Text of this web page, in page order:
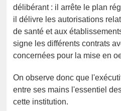
délibérant : il arrête le plan
il délivre les autorisations
de santé et aux
signe les différents contrats
concernées pour la mise en
On observe donc que
entre ses mains l'essentiel
cette institution.